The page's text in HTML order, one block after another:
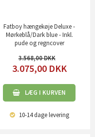
Fatboy hængekøje Deluxe -
Mørkeblå/Dark blue - Inkl.
pude og regncover
3.568,00
3.075,00 DKK
LÆG I KURVEN
10-14 dagelevering